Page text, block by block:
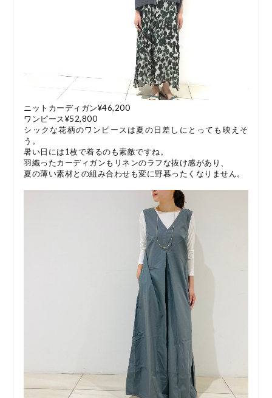
ニットカーディガン¥46,200
ワンピース¥52,800
シックな花柄のワンピースは夏の日差しにとっても映えそ
う。
暑い日には1枚で着るのも素敵ですね。
羽織ったカーディガンもリネンのラフな抜け感があり、
夏の薄い素材との組み合わせも変に野暮ったくなりません。